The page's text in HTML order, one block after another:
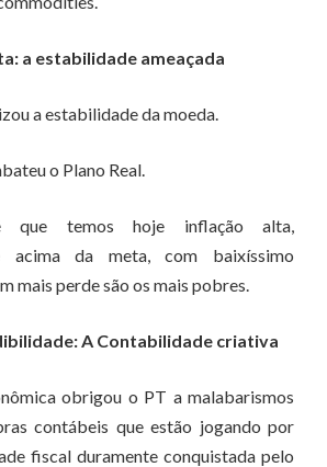
a estabilidade ameaçada
a estabilidade da moeda.
o Plano Real.
que temos hoje inflação alta,
acima da meta, com baixíssimo
mais perde são os mais pobres.
A Contabilidade criativa
obrigou o PT a malabarismos
contábeis que estão jogando por
fiscal duramente conquistada pelo